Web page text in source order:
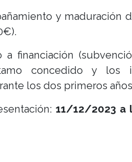
y maduración
a financiación
concedido y los
los dos primeros
11/12/2023 a